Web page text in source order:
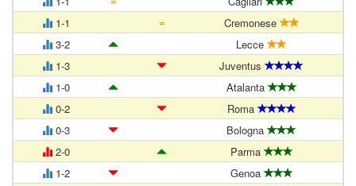
1-1
=
Cremonese
3-2
Lecce
1-3
Juventus
1-0
Atalanta
0-2
Roma
0-3
Bologna
2-0
Parma
1-2
Genoa